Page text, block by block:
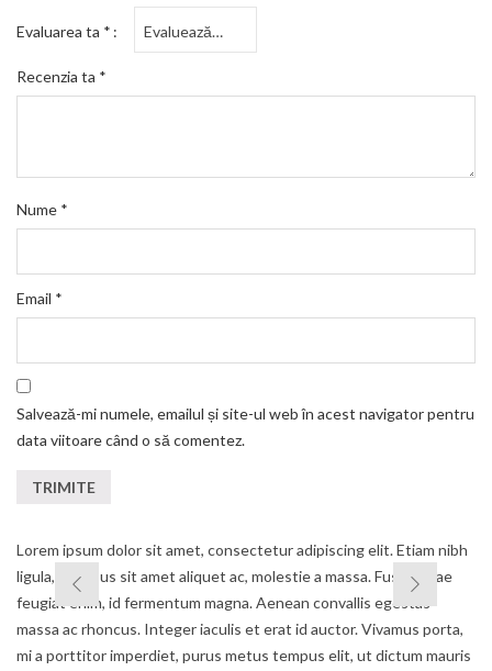
Evaluarea ta *
Recenzia ta *
Nume *
Email *
Salvează-mi numele, emailul și site-ul web în acest navigator pentru
data viitoare când o să comentez.
Lorem ipsum dolor sit amet, consectetur adipiscing elit. Etiam nibh
ligula, faucibus sit amet aliquet ac, molestie a massa. Fusce vitae
feugiat enim, id fermentum magna. Aenean convallis egestas
massa ac rhoncus. Integer iaculis et erat id auctor. Vivamus porta,
mi a porttitor imperdiet, purus metus tempus elit, ut dictum mauris